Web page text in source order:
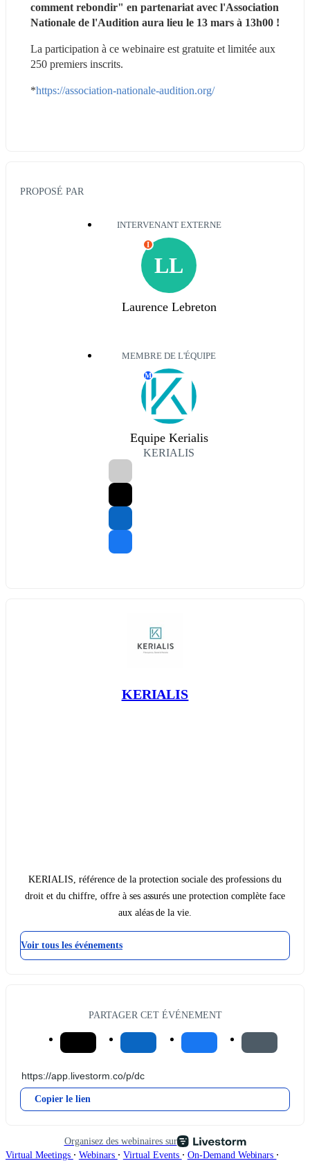
comment rebondir" en partenariat avec l'Association
Nationale de l'Audition
La participation à ce webinaire est gratuite et limitée aux
250 premiers inscrits.
*https://association-nationale-audition.org/
PROPOSÉ PAR
INTERVENANT EXTERNE
LL
I
Laurence Lebreton
MEMBRE DE L'ÉQUIPE
M
Equipe Kerialis
KERIALIS
KERIALIS
KERIALIS, référence de la protection sociale des professions du
droit et du chiffre, offre à ses assurés une protection complète face
aux aléas de la vie.
Voir tous les événements
PARTAGER CET ÉVÉNEMENT
Copier le lien
Organisez des webinaires sur
Virtual Meetings ∙ Webinars ∙ Virtual Events ∙ On-Demand Webinars ∙